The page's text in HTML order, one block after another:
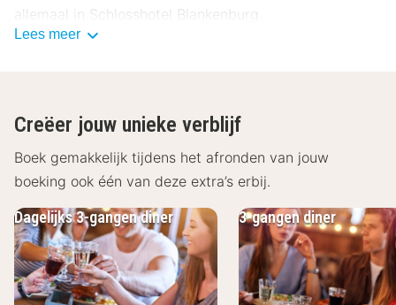
allemaal in Schlosshotel Blankenburg.
zijn standaard voorzien van een televisie, telefoon en
een bureau. De badkamer is ingericht met een douche
en/of bad, toilet en een föhn. In deze kamer zal jij je
tijdens je verblijf helemaal thuis voelen! ’s Ochtends
geniet je van een heerlijk ontbijt zodat je de dag vol
energie kunt beginnen. Geniet tijdens de lunch van
seizoensgebonden en traditionele gerechten. Dineer bij
goed weer gezellig op het buitenterras. Wil je graag
Lees meer
Creëer jouw unieke verblijf
Boek gemakkelijk tijdens het afronden van jouw
boeking ook één van deze extra’s erbij.
Dagelijks 3-gangen diner 3-gangen diner